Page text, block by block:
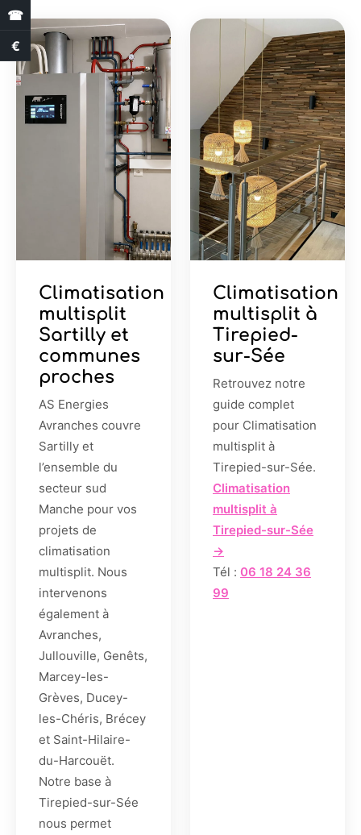
Climatisation
multisplit
Sartilly et
communes
proches
AS Energies
Avranches couvre
Sartilly et
l’ensemble du
secteur sud
Manche pour vos
projets de
climatisation
multisplit. Nous
intervenons
également à
Avranches,
Jullouville, Genêts,
Marcey-les-
Grèves, Ducey-
les-Chéris, Brécey
et Saint-Hilaire-
du-Harcouët.
Notre base à
Tirepied-sur-Sée
nous permet
Climatisation
multisplit à
Tirepied-
sur-Sée
Retrouvez notre
guide complet
pour Climatisation
multisplit à
Tirepied-sur-Sée.
Climatisation
multisplit à
Tirepied-sur-Sée
→
Tél : 06 18 24 36
99
☎
€
Estimation des aides